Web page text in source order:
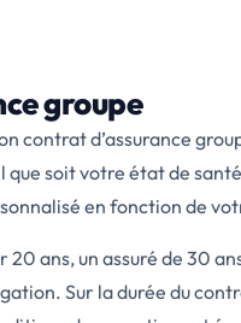
groupe
contrat d’assurance
soit votre état de
en fonction de
ans, un assuré de 30
Sur la durée du